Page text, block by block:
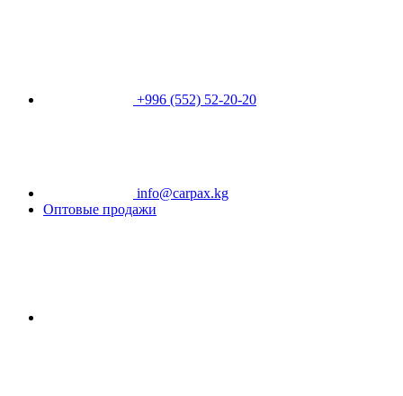
+996 (552) 52-20-20
info@carpax.kg
Оптовые продажи